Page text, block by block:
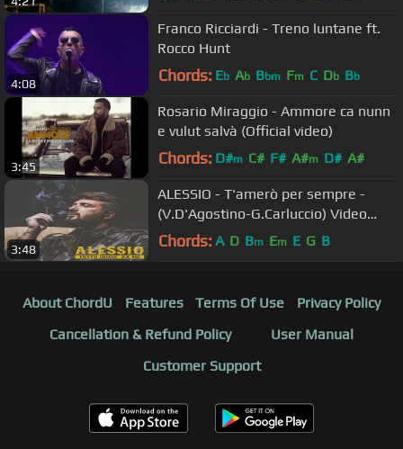
4:08
Franco Ricciardi - Treno luntane ft.
Rocco Hunt
Chords: Eb Ab Bbm Fm C Db Bb
3:45
Rosario Miraggio - Ammore ca nunn
e vulut salvà (Official video)
Chords: D#m C# F# A#m D# A#
3:48
ALESSIO - T'amerò per sempre -
(V.D'Agostino-G.Carluccio) Video
Ufficiale
Chords: A D Bm Em E G B
About ChordU Features Terms Of Use
Privacy Policy
Cancellation & Refund Policy
User Manual
Customer Support